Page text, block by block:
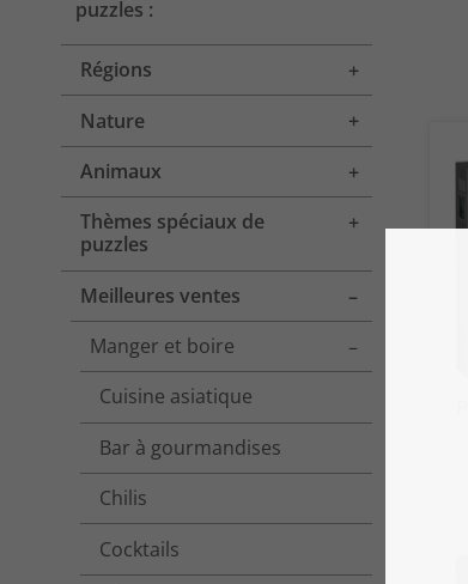
puzzles :
Régions
Toggle menu
Nature
Toggle menu
Animaux
Toggle menu
Thèmes spéciaux de
puzzles
Toggle menu
Meilleures ventes
Toggle menu
Manger et boire
Toggle menu
Cuisine asiatique
Bar à gourmandises
Chilis
Cocktails